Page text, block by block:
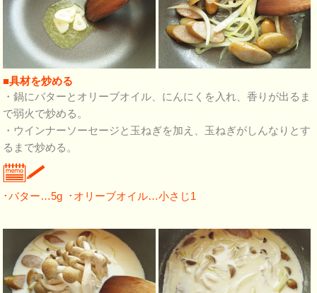
■具材を炒める
・鍋にバターとオリーブオイル、にんにくを入れ、香りが出るま
で弱火で炒める。
・ウインナーソーセージと玉ねぎを加え、玉ねぎがしんなりとす
るまで炒める。
･バター…5g ･オリーブオイル…小さじ1